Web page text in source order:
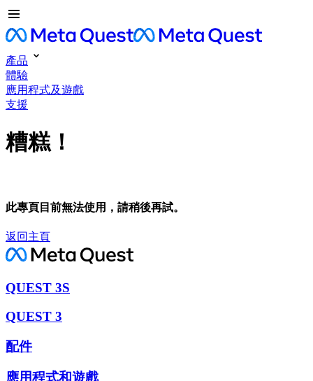
產品
體驗
應用程式及遊戲
支援
糟糕！
此專頁目前無法使用，請稍後再試。
返回主頁
QUEST 3S
QUEST 3
配件
應用程式和遊戲